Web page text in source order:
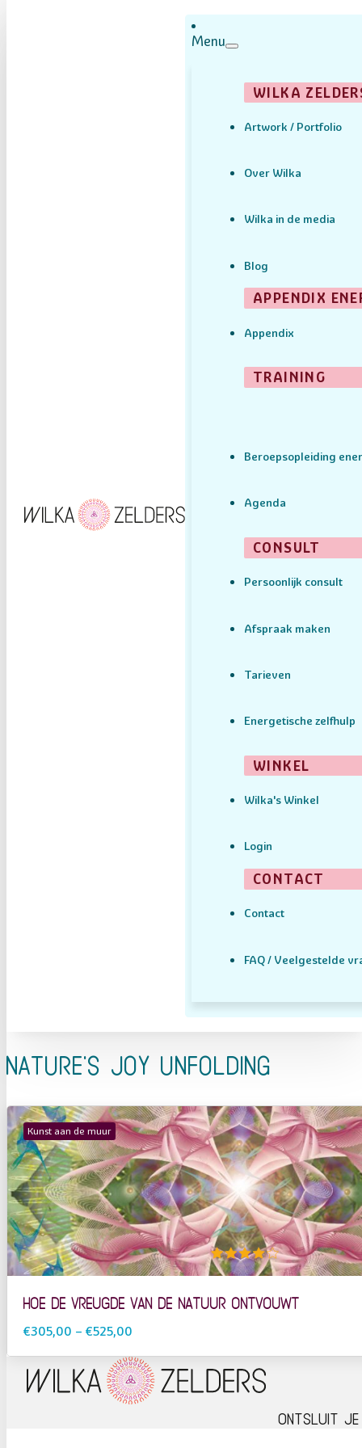
Menu
WILKA
Artwork / Portfolio
Over Wilka
Wilka in de media
Blog
APPENDIX
Appendix
TRAINING
Beroepsopleiding
Agenda
CONSULT
Persoonlijk consult
Afspraak maken
Tarieven
Energetische zelfhulp
WINKEL
Wilka's Winkel
Login
CONTACT
Contact
FAQ / Veelgestelde
Nature's Joy Unfolding
Kunst aan de muur
4 out of 5
Hoe de vreugde van de natuur ontvouwt
€305,00 – €525,00
Ontsluit je